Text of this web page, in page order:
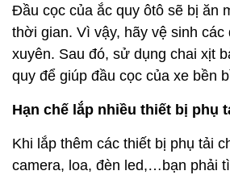
Đầu cọc của ắc quy ôtô sẽ bị ăn
thời gian. Vì vậy, hãy vệ sinh
xuyên. Sau đó, sử dụng chai xịt
quy để giúp đầu cọc của xe bền
Hạn chế lắp nhiều thiết bị phụ
Khi lắp thêm các thiết bị phụ tải
camera, loa, đèn led,…bạn phải